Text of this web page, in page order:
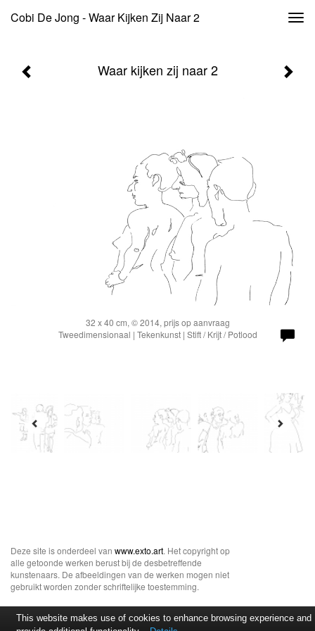
Cobi De Jong - Waar Kijken Zij Naar 2
Waar kijken zij naar 2
32 x 40 cm, © 2014, prijs op aanvraag
Tweedimensionaal | Tekenkunst | Stift / Krijt / Potlood
Deze site is onderdeel van www.exto.art. Het copyright op
alle getoonde werken berust bij de desbetreffende
kunstenaars. De afbeeldingen van de werken mogen niet
gebruikt worden zonder schriftelijke toestemming.
This website makes use of cookies to enhance browsing experience and